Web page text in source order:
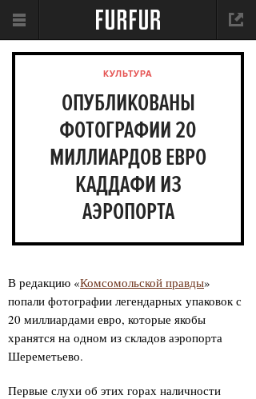
КУЛЬТУРА
ОПУБЛИКОВАНЫ
ФОТОГРАФИИ 20
МИЛЛИАРДОВ ЕВРО
КАДДАФИ ИЗ
АЭРОПОРТА
ШЕРЕМЕТЬЕВО
В редакцию «Комсомольской правды»
попали фотографии легендарных упаковок с
20 миллиардами евро, которые якобы
хранятся на одном из складов аэропорта
Шереметьево.
Первые слухи об этих горах наличности